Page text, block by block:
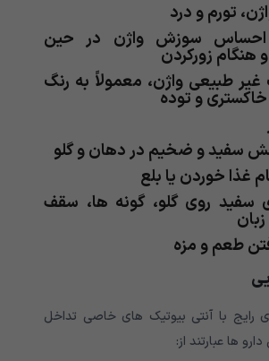
تورم و درد
سوزش واژن در حین
هنگام زورکردن
طبیعی واژن، معمولاً به رنگ
و توده
سفید و ضخیم در دهان و گلو
غذا خوردن یا بلع
سفید روی گلو، گونه ها، سقف
طعم و مزه
رایج با آنتی بیوتیک های خاصی تداخل
ها عبارتند از: